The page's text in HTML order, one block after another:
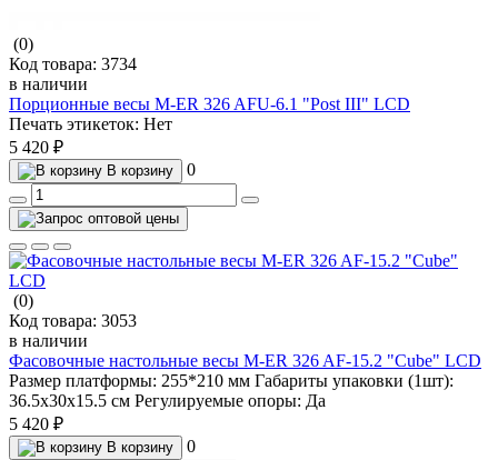
(0)
Код товара: 3734
в наличии
Порционные весы M-ER 326 AFU-6.1 "Post III" LСD
Печать этикеток: Нет
5 420 ₽
В корзину 0
(0)
Код товара: 3053
в наличии
Фасовочные настольные весы M-ER 326 AF-15.2 "Cube" LCD
Размер платформы: 255*210 мм Габариты упаковки (1шт):
36.5х30х15.5 см Регулируемые опоры: Да
5 420 ₽
В корзину 0